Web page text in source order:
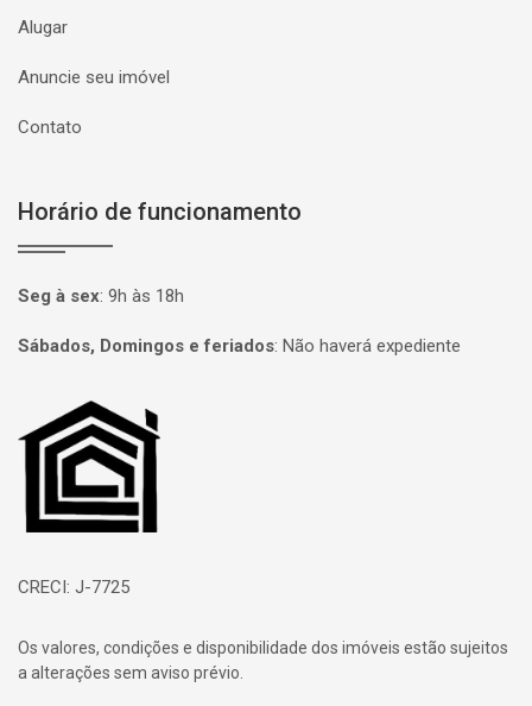
Alugar
Anuncie seu imóvel
Contato
Horário de funcionamento
Seg à sex: 9h às 18h
Sábados, Domingos e feriados: Não haverá expediente
Página inicial
CRECI: J-7725
Os valores, condições e disponibilidade dos imóveis estão sujeitos
a alterações sem aviso prévio.